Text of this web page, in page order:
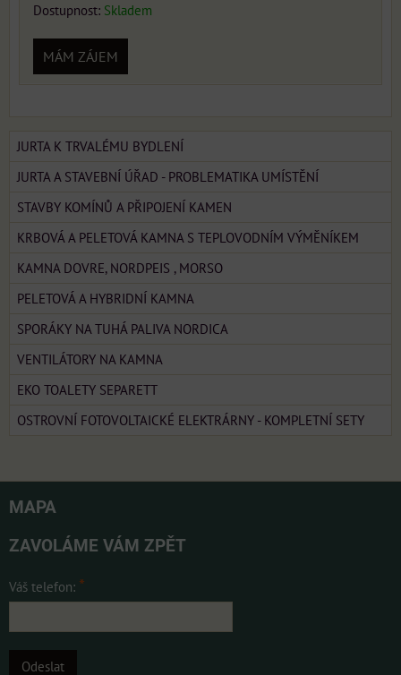
Dostupnost: Skladem
MÁM ZÁJEM
JURTA K TRVALÉMU BYDLENÍ
JURTA A STAVEBNÍ ÚŘAD - PROBLEMATIKA UMÍSTĚNÍ
STAVBY KOMÍNŮ A PŘIPOJENÍ KAMEN
KRBOVÁ A PELETOVÁ KAMNA S TEPLOVODNÍM VÝMĚNÍKEM
KAMNA DOVRE, NORDPEIS , MORSO
PELETOVÁ A HYBRIDNÍ KAMNA
SPORÁKY NA TUHÁ PALIVA NORDICA
VENTILÁTORY NA KAMNA
EKO TOALETY SEPARETT
OSTROVNÍ FOTOVOLTAICKÉ ELEKTRÁRNY - KOMPLETNÍ SETY
MAPA
ZAVOLÁME VÁM ZPĚT
Váš telefon: *
Odeslat